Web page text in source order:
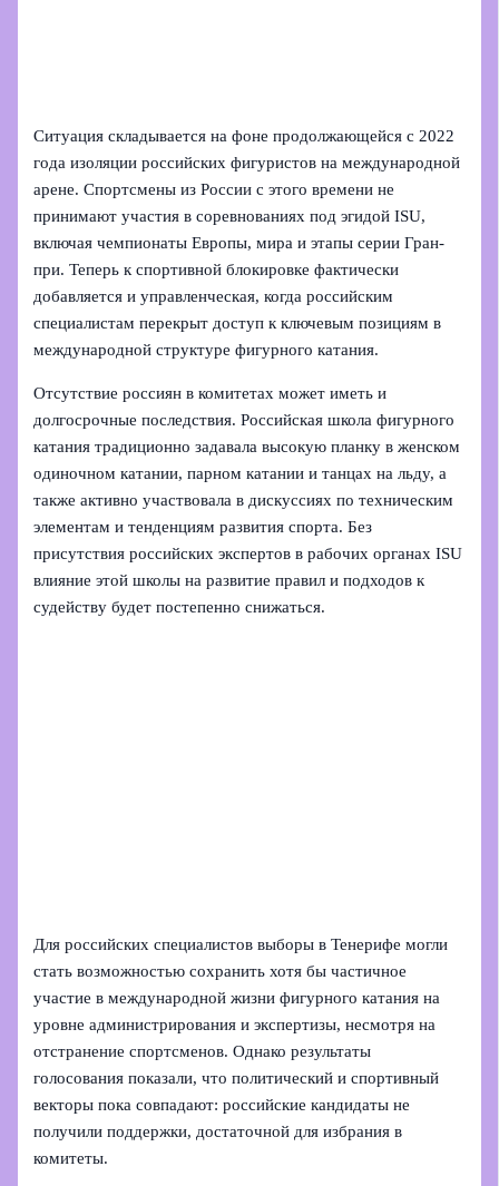
Ситуация складывается на фоне продолжающейся с 2022
года изоляции российских фигуристов на международной
арене. Спортсмены из России с этого времени не
принимают участия в соревнованиях под эгидой ISU,
включая чемпионаты Европы, мира и этапы серии Гран-
при. Теперь к спортивной блокировке фактически
добавляется и управленческая, когда российским
специалистам перекрыт доступ к ключевым позициям в
международной структуре фигурного катания.
Отсутствие россиян в комитетах может иметь и
долгосрочные последствия. Российская школа фигурного
катания традиционно задавала высокую планку в женском
одиночном катании, парном катании и танцах на льду, а
также активно участвовала в дискуссиях по техническим
элементам и тенденциям развития спорта. Без
присутствия российских экспертов в рабочих органах ISU
влияние этой школы на развитие правил и подходов к
судейству будет постепенно снижаться.
Для российских специалистов выборы в Тенерифе могли
стать возможностью сохранить хотя бы частичное
участие в международной жизни фигурного катания на
уровне администрирования и экспертизы, несмотря на
отстранение спортсменов. Однако результаты
голосования показали, что политический и спортивный
векторы пока совпадают: российские кандидаты не
получили поддержки, достаточной для избрания в
комитеты.